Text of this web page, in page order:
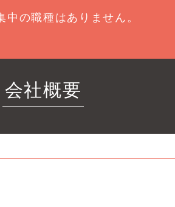
中の職種はありません。
会社概要